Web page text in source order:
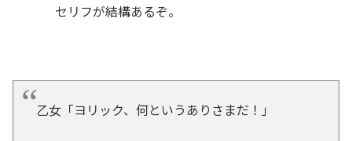
セリフが結構あるぞ。
乙女「ヨリック、何というありさまだ！」